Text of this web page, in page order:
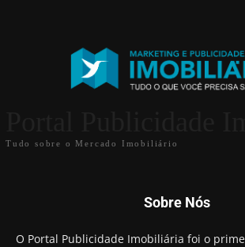
Tudo sobre o Mercado Imobiliário
Sobre Nós
O Portal Publicidade Imobiliária foi o